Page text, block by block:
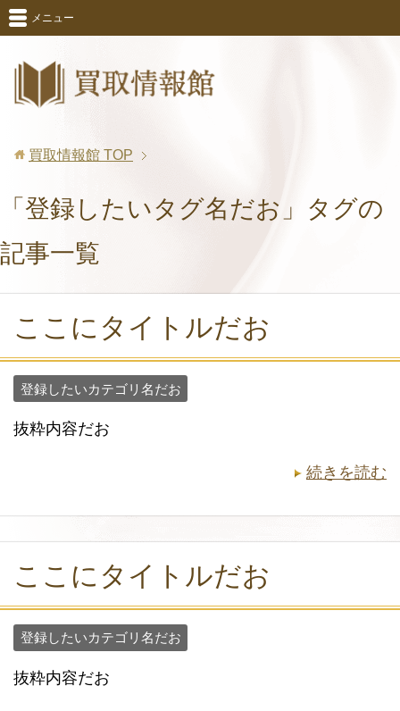
メニュー
買取情報館 TOP
「登録したいタグ名だお」タグの
記事一覧
ここにタイトルだお
登録したいカテゴリ名だお
抜粋内容だお
続きを読む
ここにタイトルだお
登録したいカテゴリ名だお
抜粋内容だお